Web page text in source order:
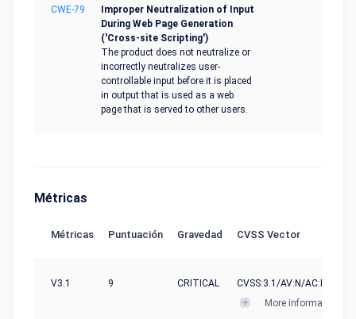
CWE-79
Improper Neutralization of Input
During Web Page Generation
('Cross-site Scripting')
The product does not neutralize or
incorrectly neutralizes user-
controllable input before it is placed
in output that is used as a web
page that is served to other users.
Métricas
Métricas Puntuación Gravedad CVSS Vector
V3.1 9 CRITICAL
CVSS:3.1/AV:N/AC:L/PR:L/
More informations